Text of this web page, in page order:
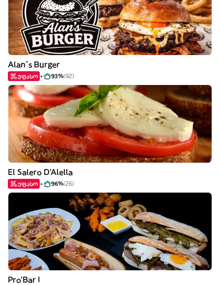
Alan´s Burger
უფასო 93%(92)
El Salero D'Alella
უფასო 96%(26)
Pro'Bar I